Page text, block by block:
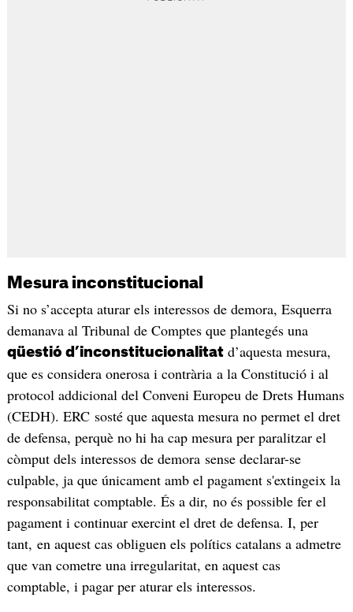
Mesura inconstitucional
Si no s’accepta aturar els interessos de demora, Esquerra
demanava al Tribunal de Comptes que plantegés una
qüestió d’inconstitucionalitatd’aquesta mesura,
que es considera onerosa i contrària a la Constitució i al
protocol addicional del Conveni Europeu de Drets Humans
(CEDH). ERC sosté que aquesta mesura no permet el dret
de defensa, perquè no hi ha cap mesura per paralitzar el
còmput dels interessos de demora sense declarar-se
culpable, ja que únicament amb el pagament s'extingeix la
responsabilitat comptable. És a dir, no és possible fer el
pagament i continuar exercint el dret de defensa. I, per
tant, en aquest cas obliguen els polítics catalans a admetre
que van cometre una irregularitat, en aquest cas
comptable, i pagar per aturar els interessos.